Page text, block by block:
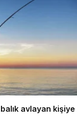
avlayan